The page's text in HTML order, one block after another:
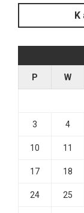
P W
3 4
10 11
17 18
24 25